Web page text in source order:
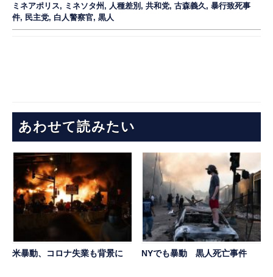
ミネアポリス, ミネソタ州 , 人種差別 ,共和党,古森義久,暴行致死事
件, 民主党, 白人警察官,黒人
あわせて読みたい
米暴動、コロナ失業も背景に NYでも暴動 黒人死亡事件